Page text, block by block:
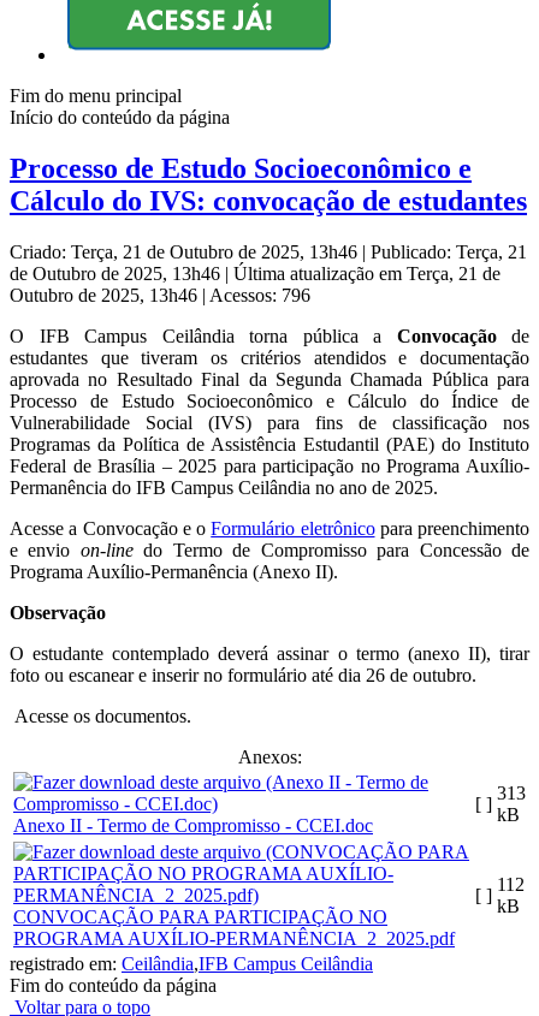
Fim do menu principal
Início do conteúdo da página
Processo de Estudo Socioeconômico e
Cálculo do IVS: convocação de estudantes
Criado: Terça, 21 de Outubro de 2025, 13h46 | Publicado: Terça, 21
de Outubro de 2025, 13h46 | Última atualização em Terça, 21 de
Outubro de 2025, 13h46 | Acessos: 796
O IFB Campus Ceilândia torna pública a Convocação de
estudantes que tiveram os critérios atendidos e documentação
aprovada no Resultado Final da Segunda Chamada Pública para
Processo de Estudo Socioeconômico e Cálculo do Índice de
Vulnerabilidade Social (IVS) para fins de classificação nos
Programas da Política de Assistência Estudantil (PAE) do Instituto
Federal de Brasília – 2025 para participação no Programa Auxílio-
Permanência do IFB Campus Ceilândia no ano de 2025.
Acesse a Convocação e oFormulário eletrônicopara preenchimento
e envio on-linedo Termo de Compromisso para Concessão de
Programa Auxílio-Permanência (Anexo II).
Observação
O estudante contemplado deverá assinar o termo (anexo II), tirar
foto ou escanear e inserir no formulário até dia 26 de outubro.
Acesse os documentos.
Anexos:
Anexo II - Termo de Compromisso - CCEI.doc
[ ]
313
kB
CONVOCAÇÃO PARA PARTICIPAÇÃO NO
PROGRAMA AUXÍLIO-PERMANÊNCIA_2_2025.pdf
[ ]
112
kB
registrado em: Ceilândia,IFB Campus Ceilândia
Fim do conteúdo da página
Voltar para o topo